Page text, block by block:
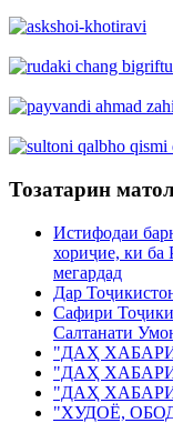
Тозатарин
Истифодаи
хориҷие, ки ба
мегардад
Дар
Сафири
Салтанати
"ДАҲ ХАБАРИ
"ДАҲ ХАБАРИ
"ДАҲ ХАБАРИ
"ХУДОЁ,